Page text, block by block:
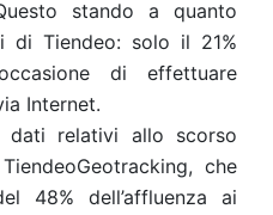
stando a quanto
di Tiendeo: solo il 21%
di effettuare
Internet.
relativi allo scorso
che
48% dell’affluenza ai